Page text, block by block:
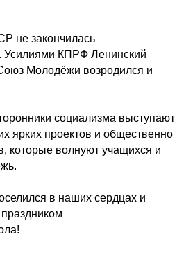
не закончилась
Усилиями КПРФ Ленинский
Молодёжи возродился и
социализма выступают
ярких проектов и общественно
которые волнуют учащихся и
в наших сердцах и